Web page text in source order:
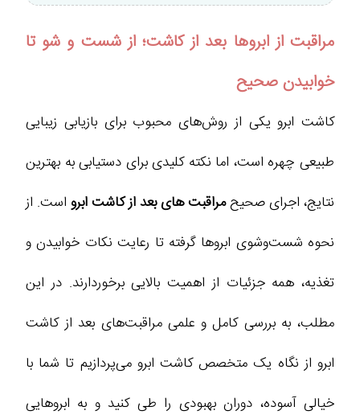
مراقبت از ابروها بعد از کاشت؛ از شست و شو تا
خوابیدن صحیح
کاشت ابرو یکی از روش‌های محبوب برای بازیابی زیبایی
طبیعی چهره است، اما نکته کلیدی برای دستیابی به بهترین
نتایج، اجرای صحیحمراقبت‌ های بعد از کاشت ابرو است. از
نحوه شست‌وشوی ابروها گرفته تا رعایت نکات خوابیدن و
تغذیه، همه جزئیات از اهمیت بالایی برخوردارند. در این
مطلب، به بررسی کامل و علمی مراقبت‌های بعد از کاشت
ابرو از نگاه یک متخصص کاشت ابرو می‌پردازیم تا شما با
خیالی آسوده، دوران بهبودی را طی کنید و به ابروهایی